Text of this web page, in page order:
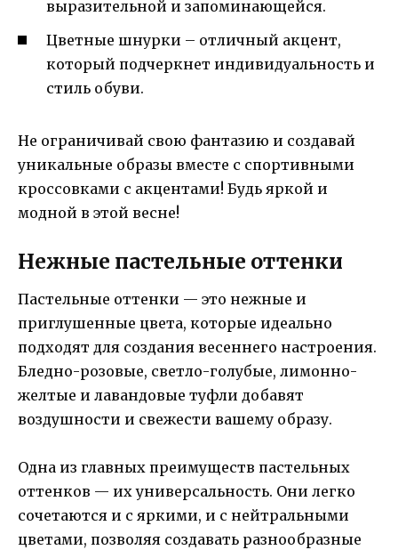
выразительной и запоминающейся.
Цветные шнурки – отличный акцент,
который подчеркнет индивидуальность и
стиль обуви.
Не ограничивай свою фантазию и создавай
уникальные образы вместе с спортивными
кроссовками с акцентами! Будь яркой и
модной в этой весне!
Нежные пастельные оттенки
Пастельные оттенки — это нежные и
приглушенные цвета, которые идеально
подходят для создания весеннего настроения.
Бледно-розовые, светло-голубые, лимонно-
желтые и лавандовые туфли добавят
воздушности и свежести вашему образу.
Одна из главных преимуществ пастельных
оттенков — их универсальность. Они легко
сочетаются и с яркими, и с нейтральными
цветами, позволяя создавать разнообразные